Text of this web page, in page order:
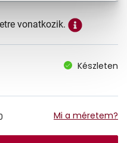
vonatkozik.
Készleten
Mi a méretem?